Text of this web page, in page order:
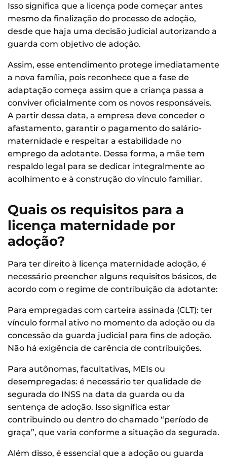
Isso significa que a licença pode começar antes
mesmo da finalização do processo de adoção,
desde que haja uma decisão judicial autorizando a
guarda com objetivo de adoção.
Assim, esse entendimento protege imediatamente
a nova família, pois reconhece que a fase de
adaptação começa assim que a criança passa a
conviver oficialmente com os novos responsáveis.
A partir dessa data, a empresa deve conceder o
afastamento, garantir o pagamento do salário-
maternidade e respeitar a estabilidade no
emprego da adotante. Dessa forma, a mãe tem
respaldo legal para se dedicar integralmente ao
acolhimento e à construção do vínculo familiar.
Quais os requisitos para a
licença maternidade por
adoção?
Para ter direito à licença maternidade adoção, é
necessário preencher alguns requisitos básicos, de
acordo com o regime de contribuição da adotante:
Para empregadas com carteira assinada (CLT): ter
vínculo formal ativo no momento da adoção ou da
concessão da guarda judicial para fins de adoção.
Não há exigência de carência de contribuições.
Para autônomas, facultativas, MEIs ou
desempregadas: é necessário ter qualidade de
segurada do INSS na data da guarda ou da
sentença de adoção. Isso significa estar
contribuindo ou dentro do chamado “período de
graça”, que varia conforme a situação da segurada.
Além disso, é essencial que a adoção ou guarda